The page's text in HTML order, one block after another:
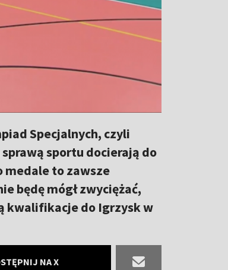
Specjalnych, czyli
sportu docierają do
medale to zawsze
będę mógł zwyciężać,
kwalifikacje do Igrzysk w
NA X